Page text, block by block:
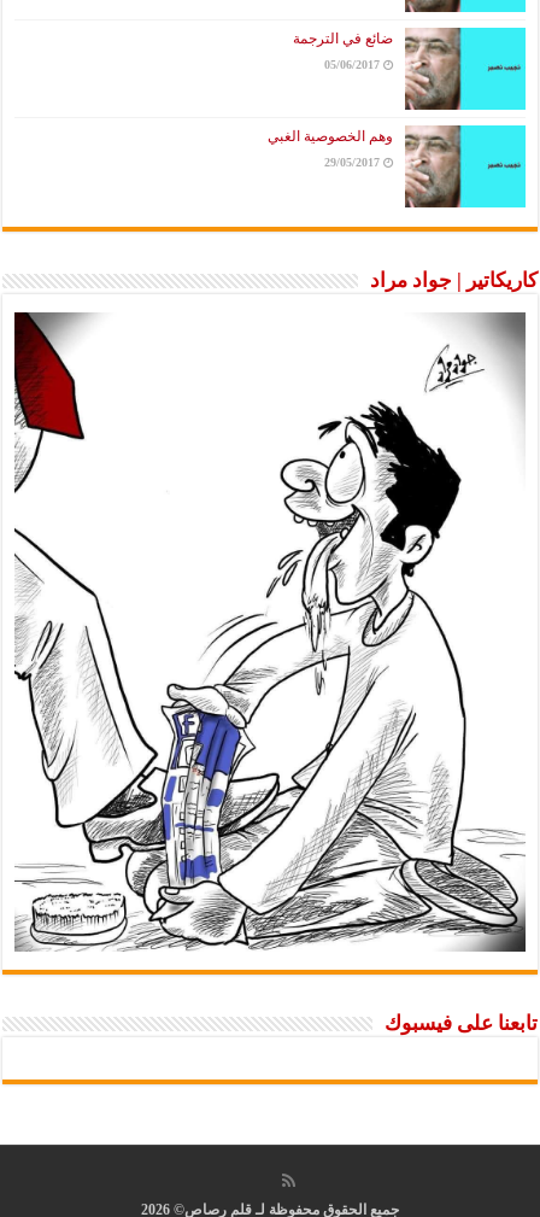
ضائع في الترجمة
05/06/2017
وهم الخصوصية الغبي
29/05/2017
كاريكاتير | جواد مراد
تابعنا على فيسبوك
جميع الحقوق محفوظة لـ قلم رصاص© 2026